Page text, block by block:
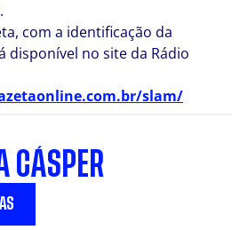
com a identificação da
disponível no site da Rádio
slam/
CÁSPER